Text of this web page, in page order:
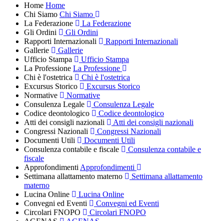
Home Home
Chi Siamo Chi Siamo
La Federazione
La Federazione
Gli Ordini
Gli Ordini
Rapporti Internazionali
Rapporti Internazionali
Gallerie
Gallerie
Ufficio Stampa
Ufficio Stampa
La Professione La Professione
Chi è l'ostetrica
Chi è l'ostetrica
Excursus Storico
Excursus Storico
Normative
Normative
Consulenza Legale
Consulenza Legale
Codice deontologico
Codice deontologico
Atti dei consigli nazionali
Atti dei consigli nazionali
Congressi Nazionali
Congressi Nazionali
Documenti Utili
Documenti Utili
Consulenza contabile e fiscale
Consulenza contabile e
fiscale
Approfondimenti Approfondimenti
Settimana allattamento materno
Settimana allattamento
materno
Lucina Online
Lucina Online
Convegni ed Eventi
Convegni ed Eventi
Circolari FNOPO
Circolari FNOPO